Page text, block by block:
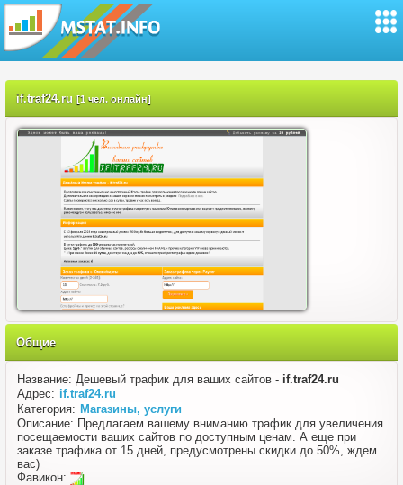
if.traf24.ru [1 чел. онлайн]
Общие
Название: Дешевый трафик для ваших сайтов - if.traf24.ru
Адрес: if.traf24.ru
Категория: Магазины, услуги
Описание: Предлагаем вашему вниманию трафик для увеличения
посещаемости ваших сайтов по доступным ценам. А еще при
заказе трафика от 15 дней, предусмотрены скидки до 50%, ждем
вас)
Фавикон: